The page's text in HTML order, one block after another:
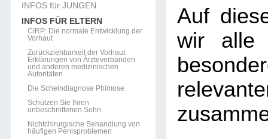
INFOS für JUNGEN
INFOS FÜR ELTERN
CIRP: Die normale Entwicklung der
Vorhaut
Zurückziehbarkeit der Vorhaut:
Erklärungen von Ärzteverbänden
und anderen medizinischen
Autoritäten
Die Scheindiagnose Phimose
Schützen Sie Ihren
unbeschnittenen Sohn
Nichtchirurgische Behandlung von
häufigen Penisproblemen
Auf
wir alle